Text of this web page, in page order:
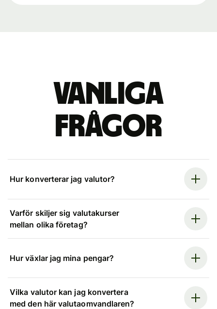
Vanliga
frågor
Hur konverterar jag valutor?
Varför skiljer sig valutakurser
mellan olika företag?
Hur växlar jag mina pengar?
Vilka valutor kan jag konvertera
med den här valutaomvandlaren?